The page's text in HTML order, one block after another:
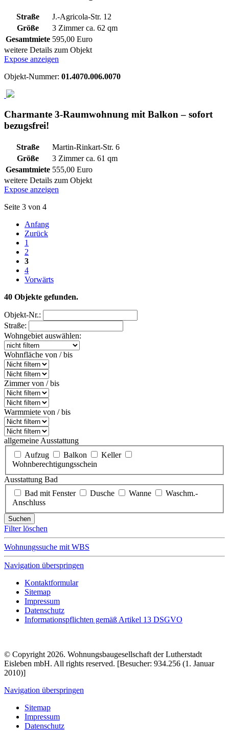
Straße
J.-Agricola-Str. 12
Größe
3 Zimmer ca. 62 qm
Gesamtmiete 595,00 Euro
weitere Details zum Objekt
Expose anzeigen
Objekt-Nummer: 01.4070.006.0070
Charmante 3-Raumwohnung mit Balkon – sofort
bezugsfrei!
Straße
Martin-Rinkart-Str. 6
Größe
3 Zimmer ca. 61 qm
Gesamtmiete 555,00 Euro
weitere Details zum Objekt
Expose anzeigen
Seite 3 von 4
Anfang
Zurück
1
2
3
4
Vorwärts
40 Objekte gefunden.
Objekt-Nr.:
Straße:
Wohngebiet auswählen:
Wohnfläche von / bis
Zimmer von / bis
Warmmiete von / bis
allgemeine Ausstattung
Aufzug
Balkon
Keller
Wohnberechtigungsschein
Ausstattung Bad
Bad mit Fenster
Dusche Wanne
Waschm.-
Anschluss
Filter löschen
Wohnungssuche mit WBS
Navigation überspringen
Kontaktformular
Sitemap
Impressum
Datenschutz
Informationspflichten gemäß Artikel 13 DSGVO
© Copyright 2026. Wohnungsbaugesellschaft der Lutherstadt
Eisleben mbH. All rights reserved. [Besucher: 934.256 (1. Januar
2010)]
Navigation überspringen
Sitemap
Impressum
Datenschutz